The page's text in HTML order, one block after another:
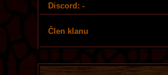
Discord: -
Člen klanu